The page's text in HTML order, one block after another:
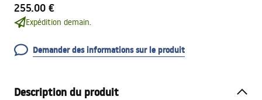
255.00 €
Expédition demain.
Demander des informations sur le produit
Description du produit